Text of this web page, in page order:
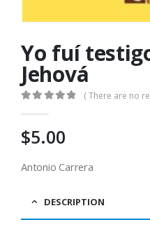
Yo fuí
Jehová
( There are no
$5.00
Antonio Carrera
DESCRIPTION